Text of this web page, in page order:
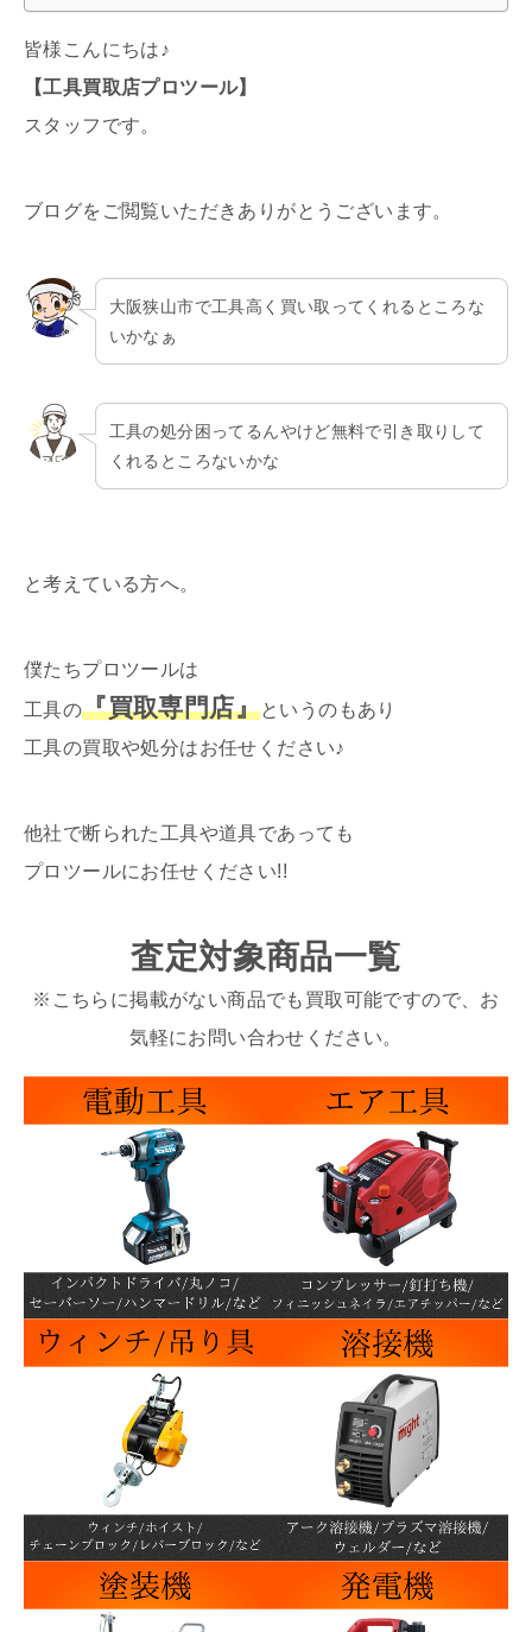
皆様こんにちは♪
【工具買取店プロツール】
スタッフです。
ブログをご閲覧いただきありがとうございます。
大阪狭山市で工具高く買い取ってくれるところな
いかなぁ
工具の処分困ってるんやけど無料で引き取りして
くれるところないかな
と考えている方へ。
僕たちプロツールは
工具の『買取専門店』というのもあり
工具の買取や処分はお任せください♪
他社で断られた工具や道具であっても
プロツールにお任せください!!
査定対象商品一覧
※こちらに掲載がない商品でも買取可能ですので、お
気軽にお問い合わせください。